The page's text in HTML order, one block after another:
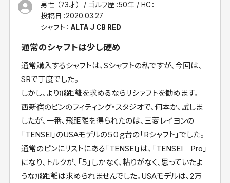
男性 （73才） ゴルフ歴：50年
HC：
投稿日：2020.03.27
シャフト： ALTA J CB RED
通常のシャフトは少し硬め
通常購入するシャフトは、Sシャフトの私ですが、今回は、
SRで丁度でした。
しかし、より飛距離を求めるならリシァフトを勧めます。
西新宿のピンのフィティング・スタジオで、何本か、試しま
したが、一番、飛距離を得られたのは、三菱レイヨンの
「TENSEI」のUSAモデルの５０ｇ台の「Rシャフト」でした。
通常のピンにリストにある「TENSEI」は、「TENSEI Pro」
になり、トルクが、「５」しかなく、粘りがなく、思っていたよ
うな飛距離は求められませんでした。USAモデルは、2万